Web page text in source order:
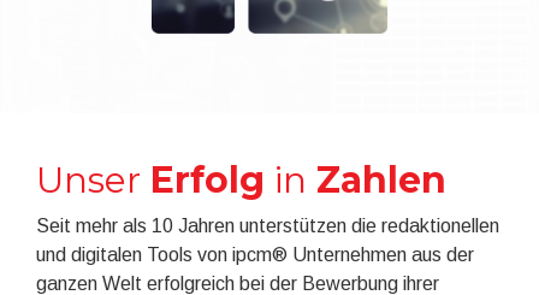
Unser Erfolg in Zahlen
Seit mehr als 10 Jahren unterstützen die redaktionellen
und digitalen Tools von ipcm® Unternehmen aus der
ganzen Welt erfolgreich bei der Bewerbung ihrer